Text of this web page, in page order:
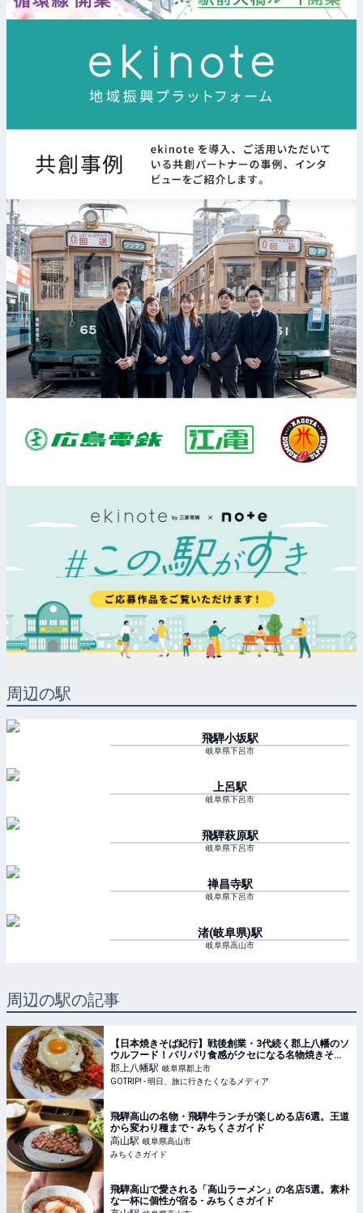
周辺の駅
飛騨小坂駅
岐阜県下呂市
上呂駅
岐阜県下呂市
飛騨萩原駅
岐阜県下呂市
禅昌寺駅
岐阜県下呂市
渚(岐阜県)駅
岐阜県高山市
周辺の駅の記事
【日本焼きそば紀行】戦後創業・3代続く郡上八幡のソ
ウルフード！パリパリ食感がクセになる名物焼きそば
とは？ / 岐阜県郡上市八幡町の「かたぎり」 -
GOTRIP!
郡上八幡駅 岐阜県郡上市
GOTRIP! - 明日、旅に行きたくなるメディア
飛騨高山の名物・飛騨牛ランチが楽しめる店6選。王道
から変わり種まで - みちくさガイド
高山駅 岐阜県高山市
みちくさガイド
飛騨高山で愛される「高山ラーメン」の名店5選。素朴
な一杯に個性が宿る - みちくさガイド